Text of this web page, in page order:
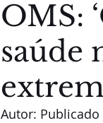
OMS:
saúde
Autor: